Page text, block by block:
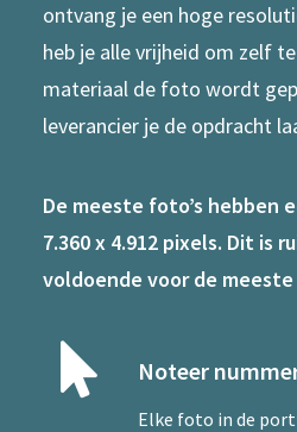
ontvang je een hoge
heb je alle vrijheid om zelf
materiaal de foto wordt
leverancier je de opdracht
De meeste foto’s hebben
7.360 x 4.912 pixels. Dit is
voldoende voor de
Noteer
Elke foto in de